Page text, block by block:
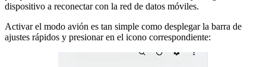
dispositivo a reconectar con la red de datos móviles.
Activar el modo avión es tan simple como desplegar la barra de
ajustes rápidos y presionar en el icono correspondiente: